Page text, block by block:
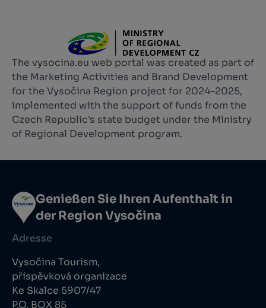
The vysocina.eu web portal was created as part of
the Marketing Activities and Brand Development
for the Vysočina Region project for 2024–2025,
implemented with the support of funds from the
Czech Republic's state budget under the Ministry
of Regional Development program.
Genießen Sie Ihren Aufenthalt in
der Region Vysočina
Adresse
Vysočina Tourism,
příspěvková organizace
Ke Skalce 5907/47
P.O. BOX 85